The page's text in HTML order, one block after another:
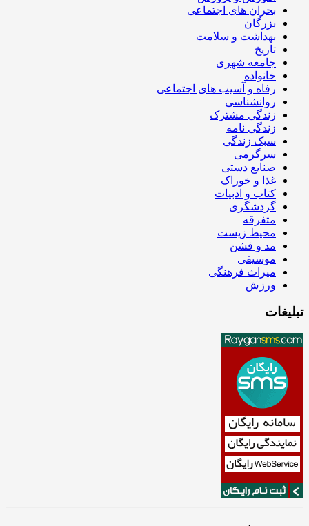
بحران های اجتماعی
بزرگان
بهداشت و سلامت
تاریخ
جامعه شهری
خانواده
رفاه و آسیب های اجتماعی
روانشناسی
زندگی مشترک
زندگی نامه
سبک زندگی
سرگرمی
صنایع دستی
غذا و خوراک
کتاب و ادبیات
گردشگری
متفرقه
محیط زیست
مد و فشن
موسیقی
میراث فرهنگی
ورزش
تبلیغات